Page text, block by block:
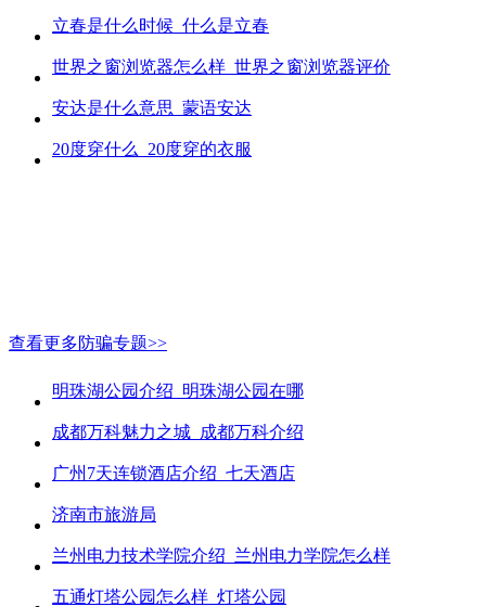
立春是什么时候_什么是立春
世界之窗浏览器怎么样_世界之窗浏览器评价
安达是什么意思_蒙语安达
20度穿什么_20度穿的衣服
查看更多防骗专题>>
明珠湖公园介绍_明珠湖公园在哪
成都万科魅力之城_成都万科介绍
广州7天连锁酒店介绍_七天酒店
济南市旅游局
兰州电力技术学院介绍_兰州电力学院怎么样
五通灯塔公园怎么样_灯塔公园